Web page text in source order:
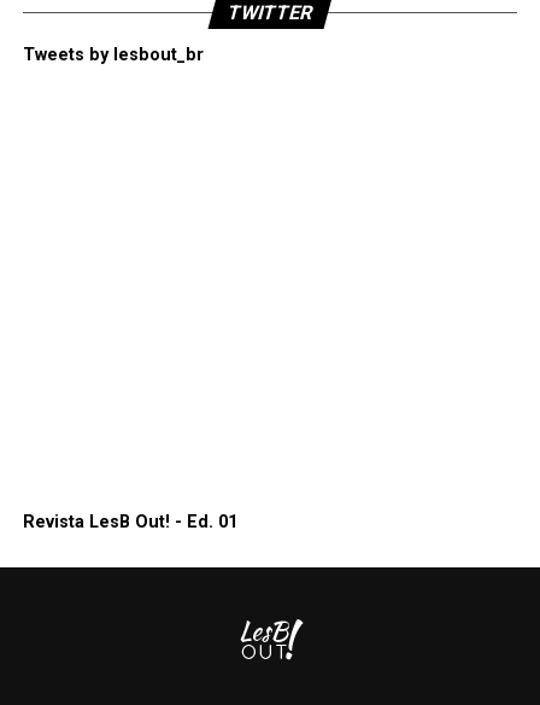
TWITTER
Tweets by lesbout_br
Revista LesB Out! - Ed. 01